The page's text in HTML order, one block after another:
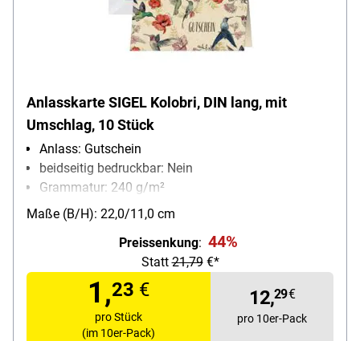
Anlasskarte SIGEL Kolobri, DIN lang, mit
Umschlag, 10 Stück
Anlass: Gutschein
beidseitig bedruckbar: Nein
Grammatur: 240 g/m²
Inhalt pro Pack: 10 Stück
Material: Graspapier
Maße (B/H): 22,0/11,0 cm
Preissenkung: 44%
Statt21,79€*
1,23 €
pro Stück
(im 10er-Pack)
12,29€
pro 10er-Pack